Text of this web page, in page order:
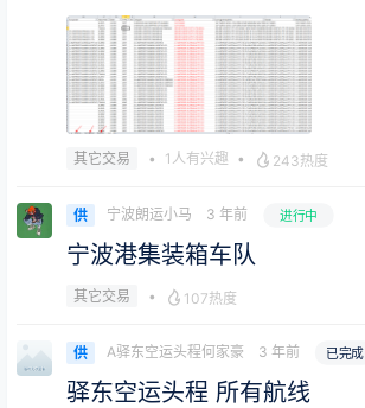
其它交易 • 1人有兴趣 • 243热度
供 宁波朗运小马 3 年前 进行中
宁波港集装箱车队
其它交易 • 107热度
供 A驿东空运头程何家豪 3 年前 已完成
驿东空运头程 所有航线